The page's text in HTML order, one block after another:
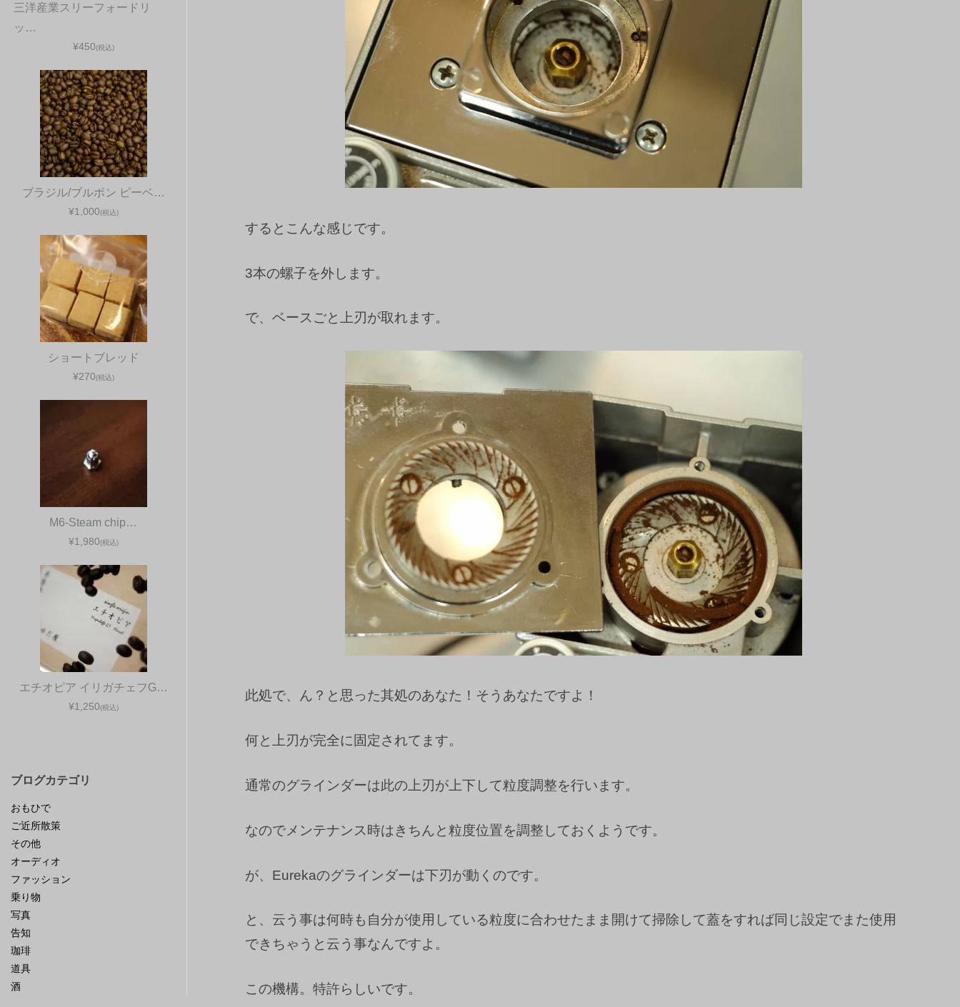
するとこんな感じです。
3本の螺子を外します。
で、ベースごと上刃が取れます。
此処で、ん？と思った其処のあなた！そうあなたですよ！
何と上刃が完全に固定されてます。
通常のグラインダーは此の上刃が上下して粒度調整を行います。
なのでメンテナンス時はきちんと粒度位置を調整しておくようです。
が、Eurekaのグラインダーは下刃が動くのです。
と、云う事は何時も自分が使用している粒度に合わせたまま開けて掃除して蓋をすれば同じ設定でまた使用
できちゃうと云う事なんですよ。
この機構。特許らしいです。
三洋産業スリーフォードリ
ッ…
¥450(税込)
ブラジル/ブルボン ピーベ…
¥1,000(税込)
ショートブレッド
¥270(税込)
M6-Steam chip…
¥1,980(税込)
エチオピア イリガチェフG…
¥1,250(税込)
ブログカテゴリ
おもひで
ご近所散策
その他
オーディオ
ファッション
乗り物
写真
告知
珈琲
道具
酒